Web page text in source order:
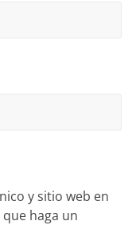
y sitio web en
haga un